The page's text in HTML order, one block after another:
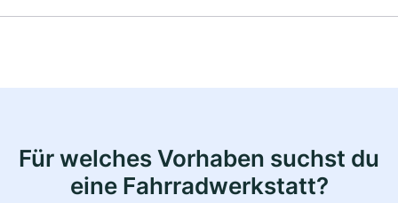
Für welches Vorhaben suchst du
eine Fahrradwerkstatt?